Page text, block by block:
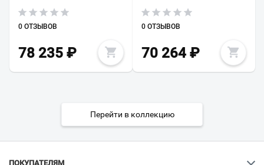
0 ОТЗЫВОВ
78 235 ₽
0 ОТЗЫВОВ
70 264₽
Перейти в коллекцию
ПОКУПАТЕЛЯМ